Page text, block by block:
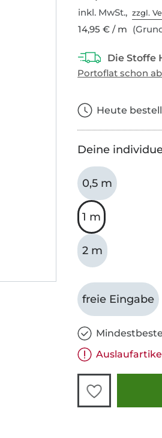
inkl. MwSt.,zzgl.
14,95 € / m
Heute
Deine
0,5 m
1 m
2 m
freie Eingabe